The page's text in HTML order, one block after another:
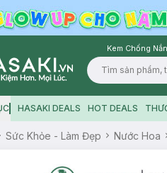
Kem Chống
HASAKI DEALS HOT DEALS
Sức Khỏe - Làm Đẹp Nước Hoa